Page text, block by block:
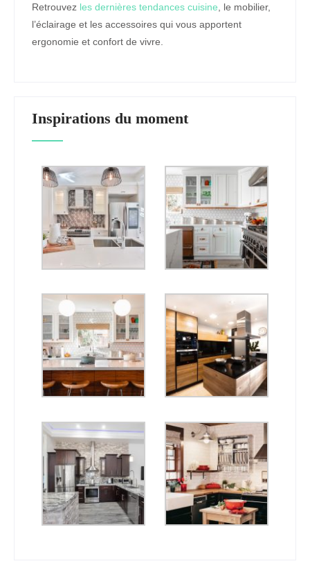
Retrouvez les dernières tendances cuisine , le mobilier,
l’éclairage et les accessoires qui vous apportent
ergonomie et confort de vivre.
Inspirations du moment